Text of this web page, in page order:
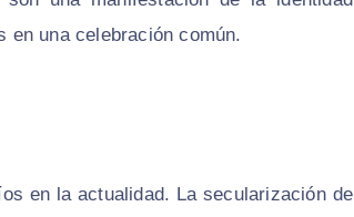
en una celebración común.
en la actualidad. La secularización de